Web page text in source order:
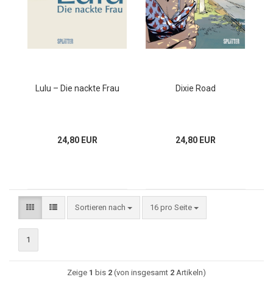
Lulu – Die nackte Frau
24,80 EUR
Dixie Road
24,80 EUR
Sortieren nach 16 pro Seite
1
Zeige 1 bis 2 (von insgesamt 2 Artikeln)